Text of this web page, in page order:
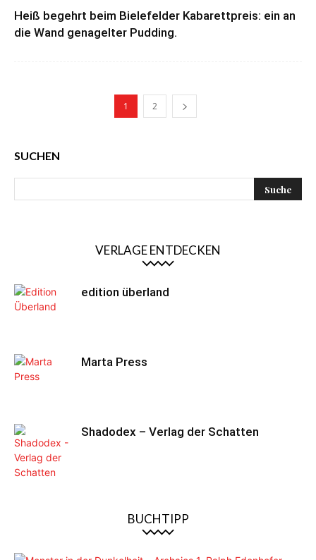
Heiß begehrt beim Bielefelder Kabarettpreis: ein an
die Wand genagelter Pudding.
1 2
SUCHEN
VERLAGE ENTDECKEN
edition überland
Marta Press
Shadodex – Verlag der Schatten
BUCHTIPP